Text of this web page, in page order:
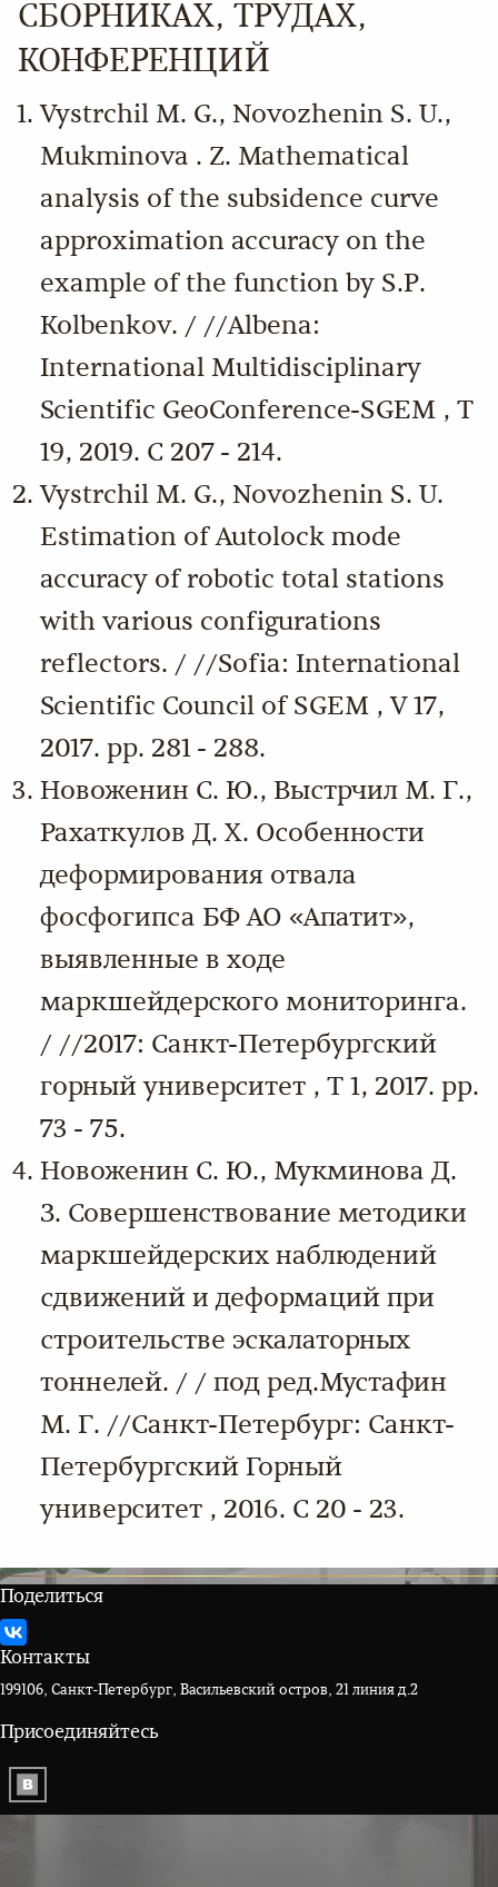
СБОРНИКАХ, ТРУДАХ,
КОНФЕРЕНЦИЙ
Vystrchil M. G., Novozhenin S. U.,
Mukminova . Z. Mathematical
analysis of the subsidence curve
approximation accuracy on the
example of the function by S.P.
Kolbenkov. / //Albena:
International Multidisciplinary
Scientific GeoConference-SGEM , Т
19, 2019. С 207 - 214.
Vystrchil M. G., Novozhenin S. U.
Estimation of Autolock mode
accuracy of robotic total stations
with various configurations
reflectors. / //Sofia: International
Scientific Council of SGEM , V 17,
2017. pp. 281 - 288.
Новоженин С. Ю., Выстрчил М. Г.,
Рахаткулов Д. Х. Особенности
деформирования отвала
фосфогипса БФ АО «Апатит»,
выявленные в ходе
маркшейдерского мониторинга.
/ //2017: Санкт-Петербургский
горный университет , Т 1, 2017. pp.
73 - 75.
Новоженин С. Ю., Мукминова Д.
З. Совершенствование методики
маркшейдерских наблюдений
сдвижений и деформаций при
строительстве эскалаторных
тоннелей. / / под ред.Мустафин
М. Г. //Санкт-Петербург: Санкт-
Петербургский Горный
университет , 2016. С 20 - 23.
Поделиться
Контакты
199106, Санкт-Петербург, Васильевский остров, 21 линия д.2
Присоединяйтесь